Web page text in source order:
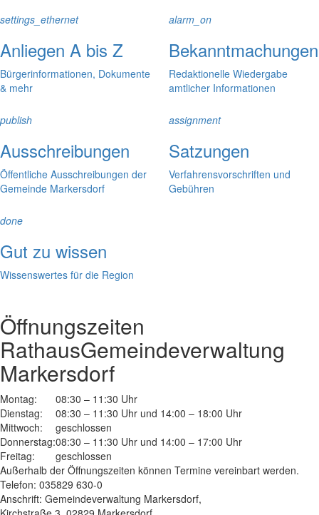
settings_ethernet
Anliegen A bis Z
Bürgerinformationen, Dokumente
& mehr
alarm_on
Bekanntmachungen
Redaktionelle Wiedergabe
amtlicher Informationen
publish
Ausschreibungen
Öffentliche Ausschreibungen der
Gemeinde Markersdorf
assignment
Satzungen
Verfahrensvorschriften und
Gebühren
done
Gut zu wissen
Wissenswertes für die Region
Öffnungszeiten
RathausGemeindeverwaltung
Markersdorf
Montag:
08:30 – 11:30 Uhr
Dienstag:
08:30 – 11:30 Uhr und 14:00 – 18:00 Uhr
Mittwoch:
geschlossen
Donnerstag:08:30 – 11:30 Uhr und 14:00 – 17:00 Uhr
Freitag:
geschlossen
Außerhalb der Öffnungszeiten können Termine vereinbart werden.
Telefon: 035829 630-0
Anschrift: Gemeindeverwaltung Markersdorf,